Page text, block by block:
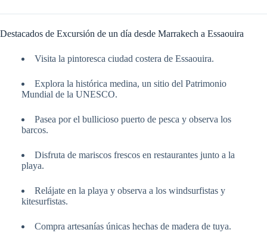
Destacados de Excursión de un día desde Marrakech a Essaouira
Visita la pintoresca ciudad costera de Essaouira.
Explora la histórica medina, un sitio del Patrimonio
Mundial de la UNESCO.
Pasea por el bullicioso puerto de pesca y observa los
barcos.
Disfruta de mariscos frescos en restaurantes junto a la
playa.
Relájate en la playa y observa a los windsurfistas y
kitesurfistas.
Compra artesanías únicas hechas de madera de tuya.